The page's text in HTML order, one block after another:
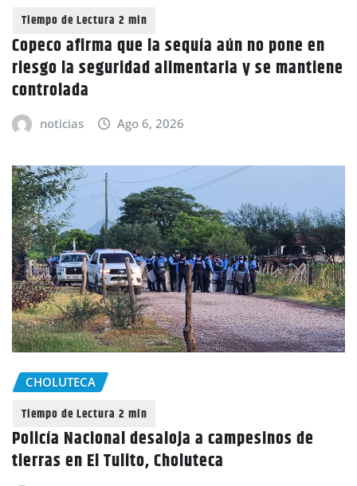
Copeco afirma que la sequía aún no pone en
riesgo la seguridad alimentaria y se mantiene
controlada
noticias Ago 6, 2026
CHOLUTECA
Policía Nacional desaloja a campesinos de
tierras en El Tulito, Choluteca